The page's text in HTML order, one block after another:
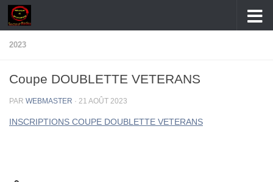
Skip to content
2023
Coupe DOUBLETTE VETERANS
PAR WEBMASTER · 21 AOÛT 2023
INSCRIPTIONS COUPE DOUBLETTE VETERANS